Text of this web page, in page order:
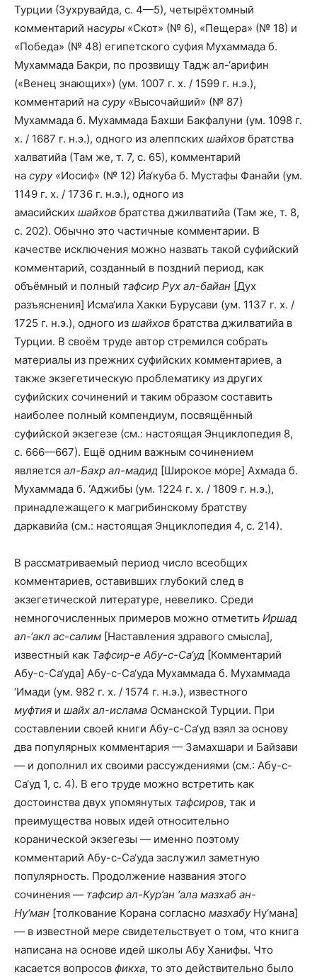
Турции (Зухрувайда, с. 4—5), четырёхтомный
комментарий насуры «Скот» (№ 6), «Пещера» (№ 18) и
«Победа» (№ 48) египетского суфия Мухаммада б.
Мухаммада Бакри, по прозвищу Тадж ал-‘арифин
(«Венец знающих») (ум. 1007 г. х. / 1599 г. н.э.),
комментарий на суру«Высочайший» (№ 87)
Мухаммада б. Мухаммада Бахши Бакфалуни (ум. 1098 г.
х. / 1687 г. н.э.), одного из алеппских шайхов братства
халватийа (Там же, т. 7, с. 65), комментарий
на суру«Иосиф» (№ 12) Йа‘куба б. Мустафы Фанайи (ум.
1149 г. х. / 1736 г. н.э.), одного из
амасийских шайхов братства джилватийа (Там же, т. 8,
с. 202). Обычно это частичные комментарии. В
качестве исключения можно назвать такой суфийский
комментарий, созданный в поздний период, как
объёмный и полный тафсир Рух ал-байан [Дух
разъяснения] Исма‘ила Хакки Бурусави (ум. 1137 г. х. /
1725 г. н.э.), одного из шайхов братства джилватийа в
Турции. В своём труде автор стремился собрать
материалы из прежних суфийских комментариев, а
также экзегетическую проблематику из других
суфийских сочинений и таким образом составить
наиболее полный компендиум, посвящённый
суфийской экзегезе (см.: настоящая Энциклопедия 8,
с. 666—667). Ещё одним важным сочинением
является ал-Бахр ал-мадид [Широкое море] Ахмада б.
Мухаммада б. ‘Аджибы (ум. 1224 г. х. / 1809 г. н.э.),
принадлежащего к магрибинскому братству
даркавийа (см.: настоящая Энциклопедия 4, с. 214).
В рассматриваемый период число всеобщих
комментариев, оставивших глубокий след в
экзегетической литературе, невелико. Среди
немногочисленных примеров можно отметить Иршад
ал-‘акл ас-салим [Наставления здравого смысла],
известный как Тафсир-е Абу-с-Са‘уд [Комментарий
Абу-с-Са‘уда] Абу-с-Са‘уда Мухаммада б. Мухаммада
‘Имади (ум. 982 г. х. / 1574 г. н.э.), известного
муфтия и шайх ал-ислама Османской Турции. При
составлении своей книги Абу-с-Са‘уд взял за основу
два популярных комментария — Замахшари и Байзави
— и дополнил их своими рассуждениями (см.: Абу-с-
Са‘уд 1, с. 4). В его труде можно встретить как
достоинства двух упомянутых тафсиров, так и
преимущества новых идей относительно
коранической экзегезы — именно поэтому
комментарий Абу-с-Са‘уда заслужил заметную
популярность. Продолжение названия этого
сочинения — тафсир ал-Кур’ан ‘ала мазхаб ан-
Ну‘ман [толкование Корана согласно мазхабуНу‘мана]
— в известной мере свидетельствует о том, что книга
написана на основе идей школы Абу Ханифы. Что
касается вопросов фикха, то это действительно было